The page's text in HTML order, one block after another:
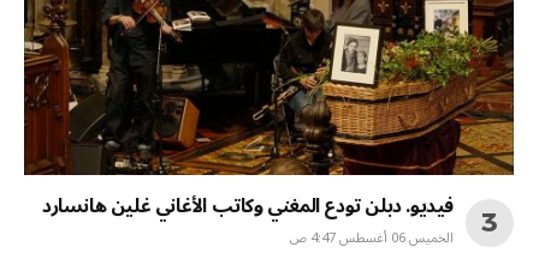
فيديو. دبلن تودع المغني وكاتب الأغاني غلين هانسارد
الخميس 06 أغسطس 4:47 ص